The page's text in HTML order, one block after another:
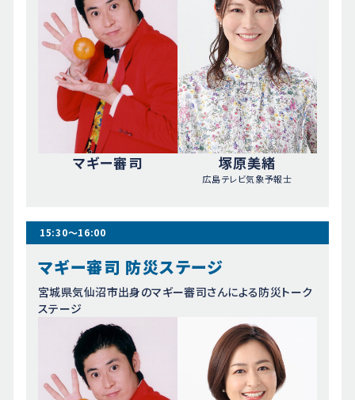
マギー審司 塚原美緒
広島テレビ気象予報士
15:30～16:00
マギー審司 防災ステージ
宮城県気仙沼市出身のマギー審司さんによる防災トーク
ステージ